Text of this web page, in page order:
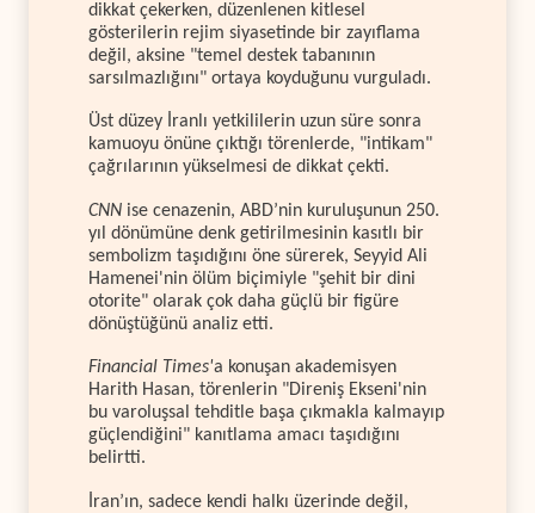
dikkat çekerken, düzenlenen kitlesel
gösterilerin rejim siyasetinde bir zayıflama
değil, aksine "temel destek tabanının
sarsılmazlığını" ortaya koyduğunu vurguladı.
Üst düzey İranlı yetkililerin uzun süre sonra
kamuoyu önüne çıktığı törenlerde, "intikam"
çağrılarının yükselmesi de dikkat çekti.
CNN ise cenazenin, ABD’nin kuruluşunun 250.
yıl dönümüne denk getirilmesinin kasıtlı bir
sembolizm taşıdığını öne sürerek, Seyyid Ali
Hamenei'nin ölüm biçimiyle "şehit bir dini
otorite" olarak çok daha güçlü bir figüre
dönüştüğünü analiz etti.
Financial Times'a konuşan akademisyen
Harith Hasan, törenlerin "Direniş Ekseni'nin
bu varoluşsal tehditle başa çıkmakla kalmayıp
güçlendiğini" kanıtlama amacı taşıdığını
belirtti.
İran’ın, sadece kendi halkı üzerinde değil,